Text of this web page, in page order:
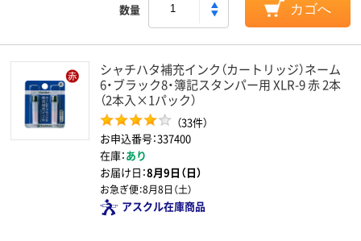
数量 カゴへ
シャチハタ補充インク（カートリッジ）ネーム
6・ブラック8・簿記スタンパー用 XLR-9 赤 2本
（2本入×1パック）
（33件）
お申込番号：337400
在庫：あり
お届け日：8月9日（日）
お急ぎ便：8月8日（土）
アスクル在庫商品